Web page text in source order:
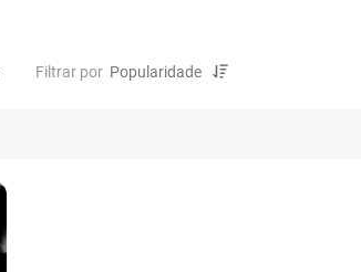
Filtrar por